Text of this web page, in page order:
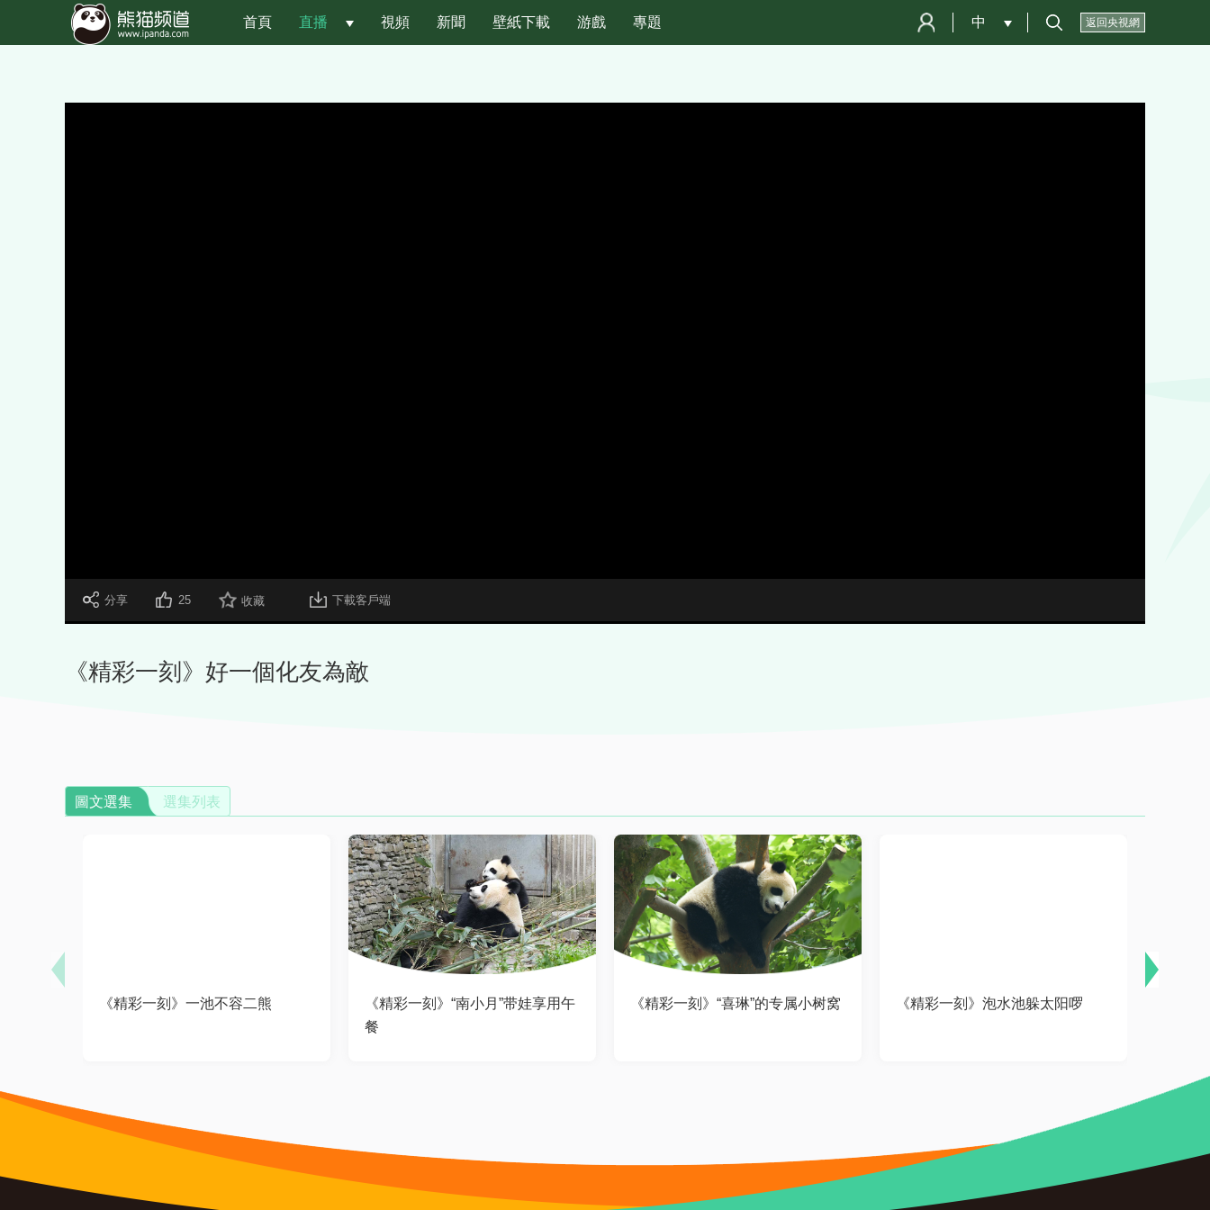
首頁 直播 視頻 新聞 壁紙下載 游戲 專題 返回央視網
中
分享 25 收藏 下載客戶端
《精彩一刻》好一個化友為敵
圖文選集 選集列表
《精彩一刻》一池不容二熊
《精彩一刻》“南小月”带娃享用午
餐
《精彩一刻》“喜琳”的专属小树窝 《精彩一刻》泡水池躲太阳啰